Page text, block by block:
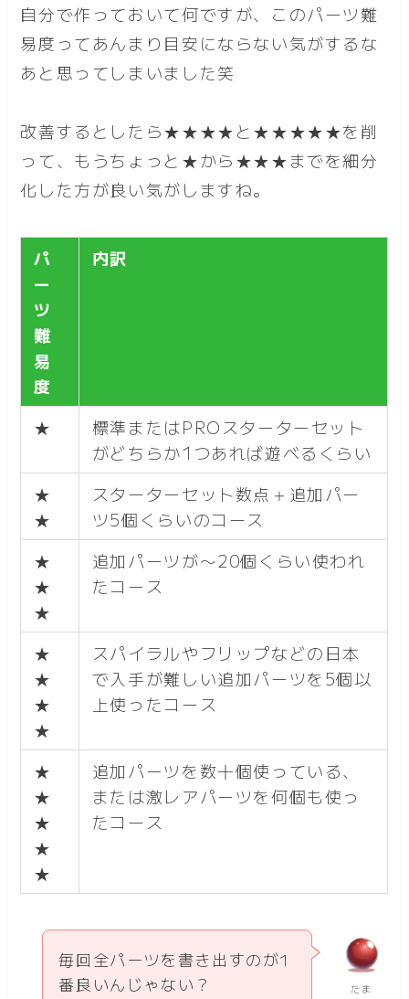
自分で作っておいて何ですが、このパーツ難
易度ってあんまり目安にならない気がするな
あと思ってしまいました笑
改善するとしたら★★★★と★★★★★を削
って、もうちょっと★から★★★までを細分
化した方が良い気がしますね。
パ
ー
ツ
難
易
度
内訳
★
標準またはPROスターターセット
がどちらか1つあれば遊べるくらい
★
★
スターターセット数点＋追加パー
ツ5個くらいのコース
★
★
★
追加パーツが〜20個くらい使われ
たコース
★
★
★
★
スパイラルやフリップなどの日本
で入手が難しい追加パーツを5個以
上使ったコース
★
★
★
★
★
追加パーツを数十個使っている、
または激レアパーツを何個も使っ
たコース
たま
毎回全パーツを書き出すのが1
番良いんじゃない？